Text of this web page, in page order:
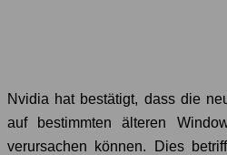
Nvidia hat bestätigt, dass die
auf bestimmten älteren
verursachen können. Dies